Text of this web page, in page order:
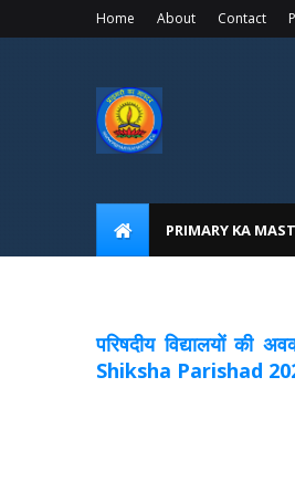
Home About Contact
PRIMARY KA
परिषदीय विद्यालयों
Shiksha Parishad